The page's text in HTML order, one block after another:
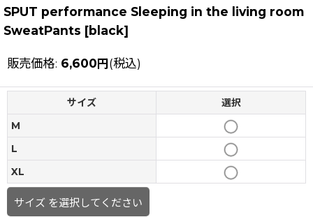
SPUT performance Sleeping in the living room
SweatPants [black]
販売価格: 6,600円(税込)
サイズ
選択
M
L
XL
サイズ を選択してください